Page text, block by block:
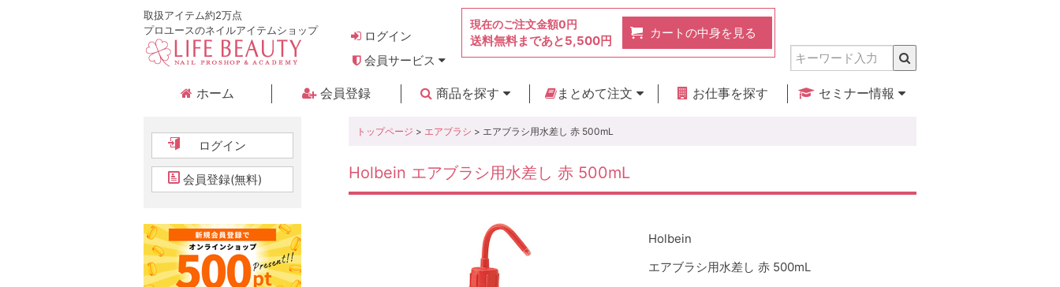
取扱アイテム約2万点
プロユースのネイルアイテムショップ
ログイン
会員サービス
現在のご注文金額0円
送料無料まであと5,500円
カートの中身を見る
ホーム 会員登録
商品を探す
まとめて注文
お仕事を探す
セミナー情報
トップページ > エアブラシ > エアブラシ用水差し 赤 500mL
Holbein エアブラシ用水差し 赤 500mL
Holbein
エアブラシ用水差し 赤 500mL
ログイン
会員登録(無料)